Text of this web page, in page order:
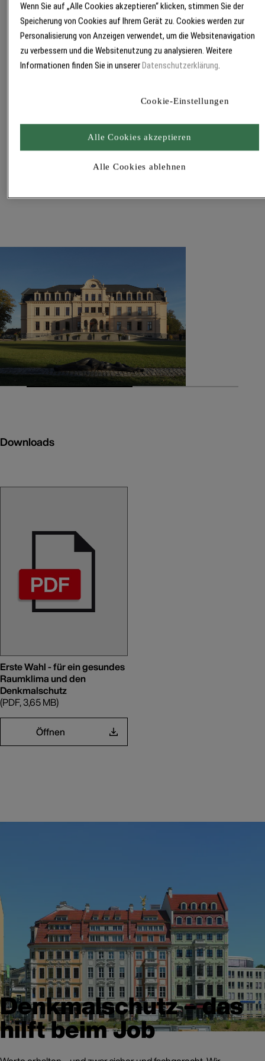
Alle Eigenschaften auf einen Blick:
komplettes Sortiment – vom Silikat-
Streichfüller bis zum Finish
wasserdampfdiffusionsfähig
wetterbeständig und verkieselungsfähig
denkmalgeschützten Gebäuden
der geeigneten Silikatfarbe für außen: Ultrasil
Downloads
Erste Wahl - für ein gesundes
Raumklima und den
Denkmalschutz
(PDF, 3,65 MB)
Öffnen
Denkmalschutz – das
hilft beim Job
Wenn Sie auf „Alle Cookies akzeptieren“ klicken, stimmen Sie der
Speicherung von Cookies auf Ihrem Gerät zu. Cookies werden zur
Personalisierung von Anzeigen verwendet, um die Websitenavigation
zu verbessern und die Websitenutzung zu analysieren. Weitere
Informationen finden Sie in unserer Datenschutzerklärung.
Cookie-Einstellungen
Alle Cookies ablehnen
Alle Cookies akzeptieren